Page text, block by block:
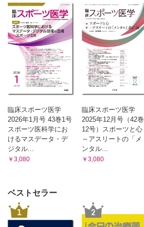
臨床スポーツ医学
2026年1月号 43巻1号
スポーツ医科学にお
けるマスデータ・デ
ジタル...
￥3,080
臨床スポーツ医学
2025年12月号（42巻
12号）スポーツと心
～アスリートの「メ
ンタル...
￥3,080
ベストセラー
1 2